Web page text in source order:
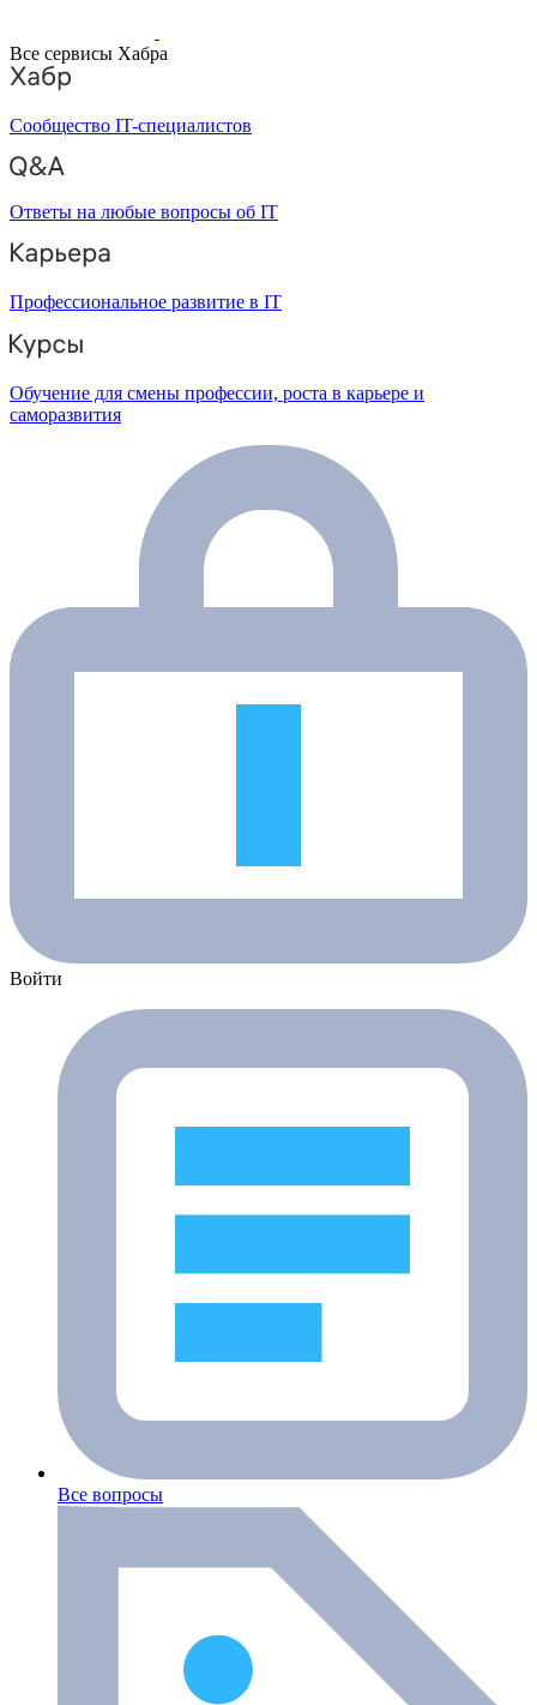
Все сервисы Хабра
Сообщество IT-специалистов
Ответы на любые вопросы об IT
Профессиональное развитие в IT
Обучение для смены профессии, роста в карьере и
саморазвития
Войти
Все вопросы